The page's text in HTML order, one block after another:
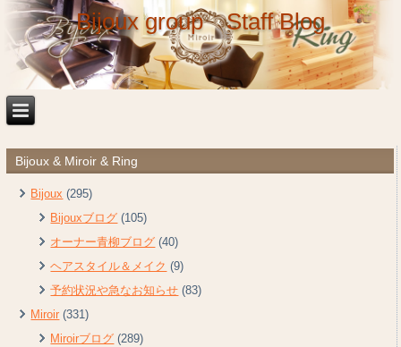
Bijoux group Staff Blog
Bijoux & Miroir & Ring
Bijoux (295)
Bijouxブログ (105)
オーナー青柳ブログ (40)
ヘアスタイル＆メイク (9)
予約状況や急なお知らせ (83)
Miroir (331)
Miroirブログ (289)